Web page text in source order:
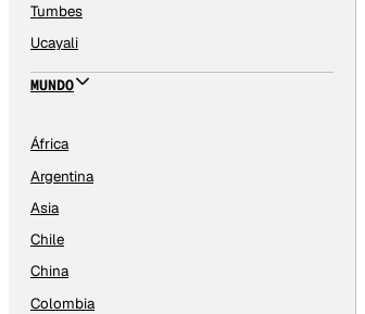
Tumbes
Ucayali
MUNDO
África
Argentina
Asia
Chile
China
Colombia